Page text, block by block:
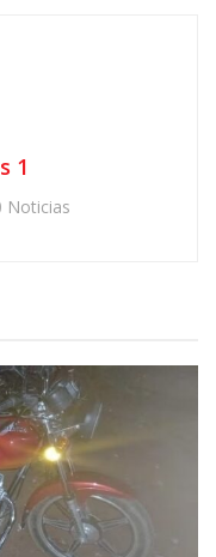
1
Noticias